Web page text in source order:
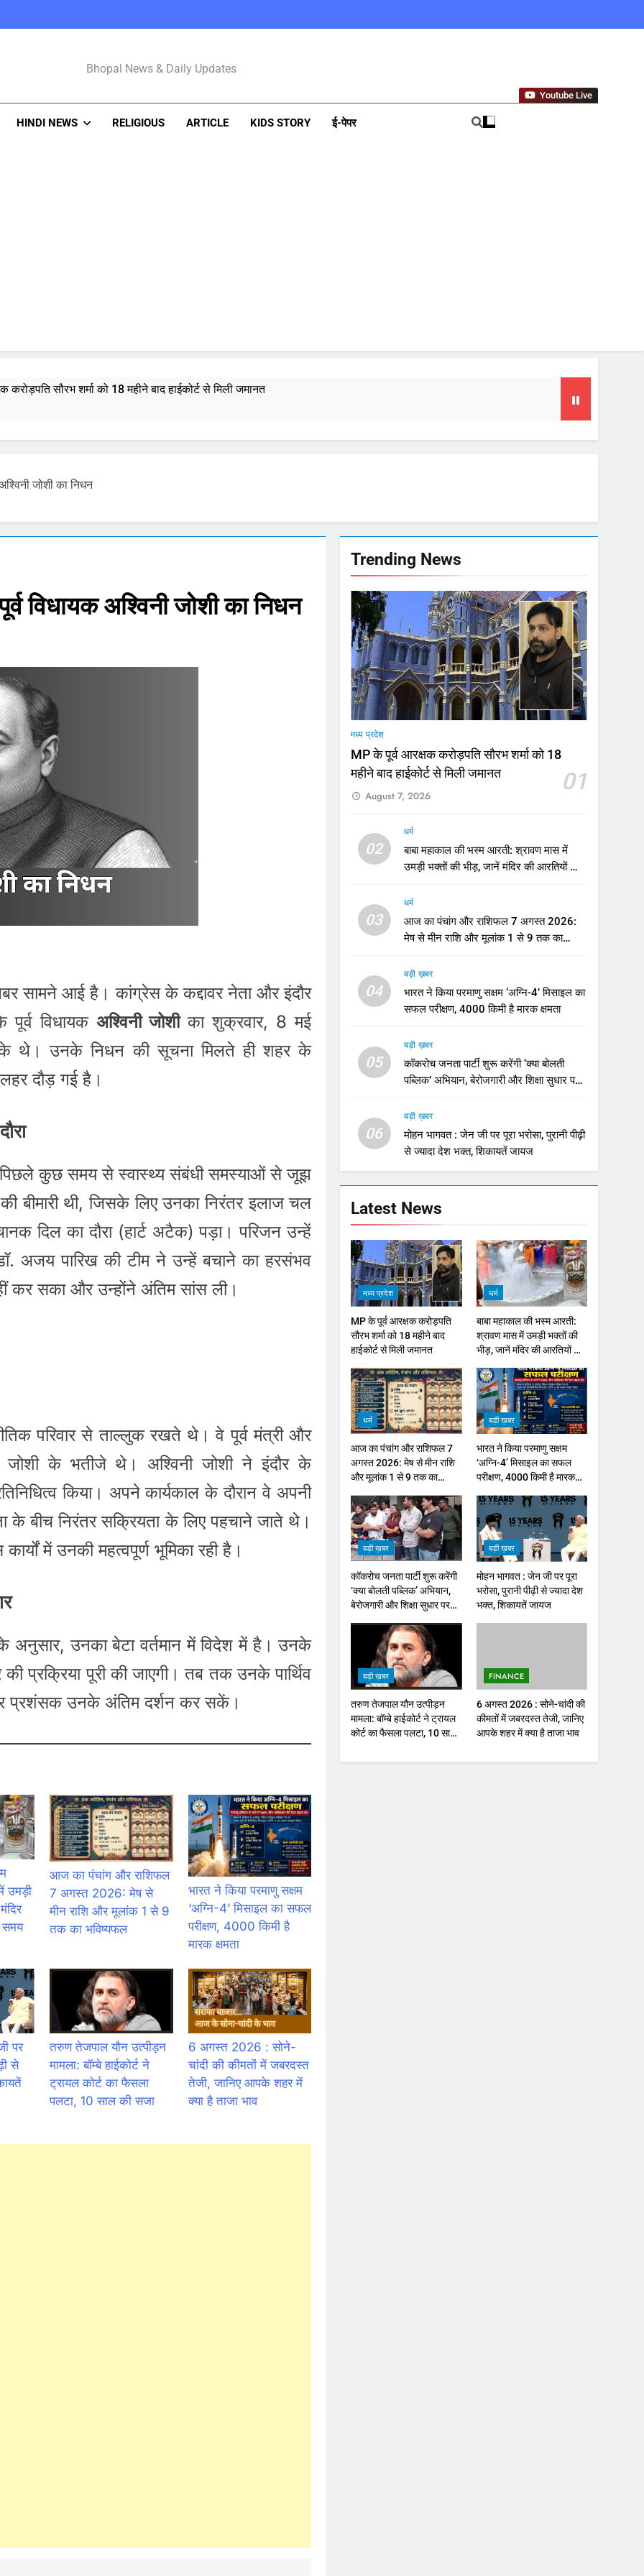
Bhopal Latest News In Hindi
Bhopal News & Daily Updates
Youtube Live
HINDI NEWS RELIGIOUS ARTICLE KIDS STORY ई-पेपर
करोड़पति सौरभ शर्मा को 18 महीने बाद हाईकोर्ट से मिली जमानत
चांदी की कीमतों में जबरदस्त तेजी, जानिए आपके शहर में क्या है ताजा भाव
में सकारात्मक शुरुआत, सेंसेक्स-निफ्टी हरे निशान पर खुले; क्रूड ऑयल में नरमी
मूलांक और राशिफल: जानिए आज का दिन आपके लिए कैसा रहेगा
जोशी का निधन
विधायक अश्विनी जोशी का निधन
सामने आई है। कांग्रेस के कद्दावर नेता और इंदौर
विधायक अश्विनी जोशीका शुक्रवार, 8 मई
थे। उनके निधन की सूचना मिलते ही शहर के
दौड़ गई है।
पिछले कुछ समय से स्वास्थ्य संबंधी समस्याओं से जूझ
थी, जिसके लिए उनका निरंतर इलाज चल
दिल का दौरा (हार्ट अटैक) पड़ा। परिजन उन्हें
अजय पारिख की टीम ने उन्हें बचाने का हरसंभव
कर सका और उन्होंने अंतिम सांस ली।
परिवार से ताल्लुक रखते थे। वे पूर्व मंत्री और
जोशी के भतीजे थे। अश्विनी जोशी ने इंदौर के
किया। अपने कार्यकाल के दौरान वे अपनी
के बीच निरंतर सक्रियता के लिए पहचाने जाते थे।
में उनकी महत्वपूर्ण भूमिका रही है।
के अनुसार, उनका बेटा वर्तमान में विदेश में है। उनके
प्रक्रिया पूरी की जाएगी। तब तक उनके पार्थिव
प्रशंसक उनके अंतिम दर्शन कर सकें।
उमड़ी
समय
आज का पंचांग और राशिफल
7 अगस्त 2026: मेष से
मीन राशि और मूलांक 1 से 9
तक का भविष्यफल
भारत ने किया परमाणु सक्षम
‘अग्नि-4’ मिसाइल का सफल
परीक्षण, 4000 किमी है
मारक क्षमता
पर
से
तरुण तेजपाल यौन उत्पीड़न
मामला: बॉम्बे हाईकोर्ट ने
ट्रायल कोर्ट का फैसला
पलटा, 10 साल की सजा
6 अगस्त 2026 : सोने-
चांदी की कीमतों में जबरदस्त
तेजी, जानिए आपके शहर में
क्या है ताजा भाव
Trending News
मध्य प्रदेश
MP के पूर्व आरक्षक करोड़पति सौरभ शर्मा को 18
महीने बाद हाईकोर्ट से मिली जमानत
01
August 7, 2026
02
धर्म
बाबा महाकाल की भस्म आरती: श्रावण मास में
उमड़ी भक्तों की भीड़, जानें मंदिर की आरतियों का
03
धर्म
आज का पंचांग और राशिफल 7 अगस्त 2026:
मेष से मीन राशि और मूलांक 1 से 9 तक का
04
बड़ी ख़बर
भारत ने किया परमाणु सक्षम ‘अग्नि-4’ मिसाइल का
सफल परीक्षण, 4000 किमी है मारक क्षमता
05
बड़ी ख़बर
कॉकरोच जनता पार्टी शुरू करेंगी ‘क्या बोलती
पब्लिक’ अभियान, बेरोजगारी और शिक्षा सुधार पर
06
बड़ी ख़बर
मोहन भागवत : जेन जी पर पूरा भरोसा, पुरानी पीढ़ी
से ज्यादा देश भक्त, शिकायतें जायज
Latest News
मध्य प्रदेश
MP के पूर्व आरक्षक करोड़पति
सौरभ शर्मा को 18 महीने बाद
हाईकोर्ट से मिली जमानत
धर्म
बाबा महाकाल की भस्म आरती:
श्रावण मास में उमड़ी भक्तों की
भीड़, जानें मंदिर की आरतियों का
धर्म
आज का पंचांग और राशिफल 7
अगस्त 2026: मेष से मीन राशि
और मूलांक 1 से 9 तक का
बड़ी ख़बर
भारत ने किया परमाणु सक्षम
‘अग्नि-4’ मिसाइल का सफल
परीक्षण, 4000 किमी है मारक
बड़ी ख़बर
कॉकरोच जनता पार्टी शुरू करेंगी
‘क्या बोलती पब्लिक’ अभियान,
बेरोजगारी और शिक्षा सुधार पर
बड़ी ख़बर
मोहन भागवत : जेन जी पर पूरा
भरोसा, पुरानी पीढ़ी से ज्यादा देश
भक्त, शिकायतें जायज
बड़ी ख़बर
तरुण तेजपाल यौन उत्पीड़न
मामला: बॉम्बे हाईकोर्ट ने ट्रायल
कोर्ट का फैसला पलटा, 10 साल
FINANCE
6 अगस्त 2026 : सोने-चांदी की
कीमतों में जबरदस्त तेजी, जानिए
आपके शहर में क्या है ताजा भाव